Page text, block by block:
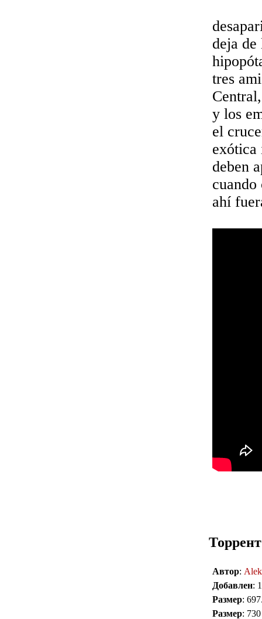
deja
tres
y los
el
exótica
deben
cuando
ahí
Торрент
Автор:
Добавлен:
Размер:
Размер: